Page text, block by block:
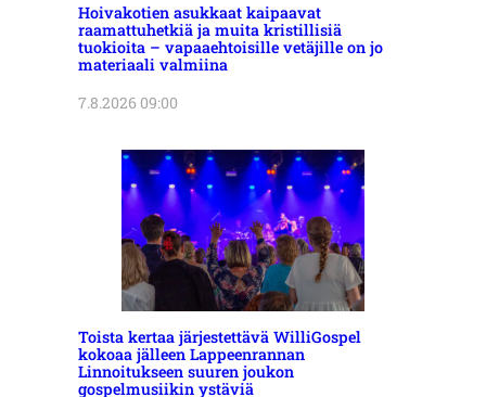
Hoivakotien asukkaat kaipaavat
raamattuhetkiä ja muita kristillisiä
tuokioita – vapaaehtoisille vetäjille on jo
materiaali valmiina
7.8.2026 09:00
Toista kertaa järjestettävä WilliGospel
kokoaa jälleen Lappeenrannan
Linnoitukseen suuren joukon
gospelmusiikin ystäviä